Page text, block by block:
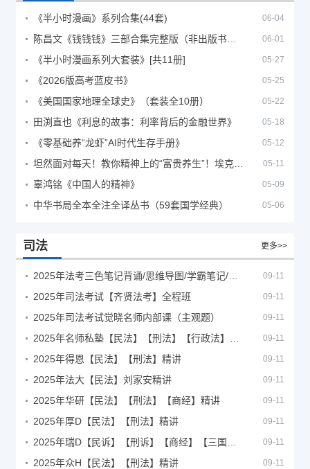
《半小时漫画》系列合集(44套) 06-04
06-01
《半小时漫画系列大套装》[共11册] 05-27
《2026版高考蓝皮书》 05-25
《美国国家地理全球史》（套装全10册） 05-22
田渕直也《利息的故事：利率背后的金融世界》 05-18
《零基础养“龙虾”AI时代生存手册》 05-12
05-11
辜鸿铭《中国人的精神》 05-09
中华书局全本全注全译丛书（59套国学经典） 05-06
司法 更多>>
09-11
2025年司法考试【齐贤法考】全程班 09-11
2025年司法考试觉晓名师内部课（主观题） 09-11
09-11
2025年得恩【民法】【刑法】精讲 09-11
2025年法大【民法】刘家安精讲 09-11
2025年华研【民法】【刑法】【商经】精讲 09-11
2025年厚D【民法】【刑法】精讲 09-11
09-11
2025年众H【民法】【刑法】精讲 09-11